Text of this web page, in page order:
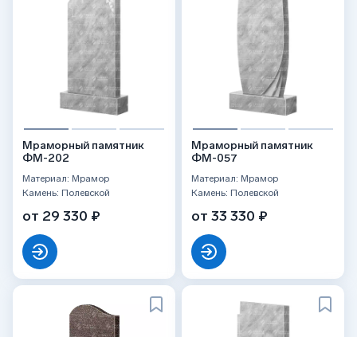
Мраморный памятник
ФМ-202
Материал: Мрамор
Камень: Полевской
от 29 330 ₽
Мраморный памятник
ФМ-057
Материал: Мрамор
Камень: Полевской
от 33 330 ₽